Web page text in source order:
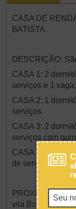
CASA DE
BATISTA
DESCRIÇÃO:
CASA 1: 2
serviços e 1 vaga;
CASA 2: 1
serviços.
CASA 3: 2
serviços com
CASA 4: 2
de serviços e
vila Brasilândia.